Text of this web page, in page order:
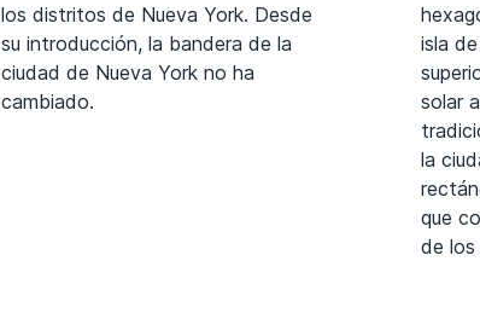
los distritos de Nueva York. Desde
su introducción, la bandera de la
ciudad de Nueva York no ha
cambiado.
isla
solar
la
que
de los